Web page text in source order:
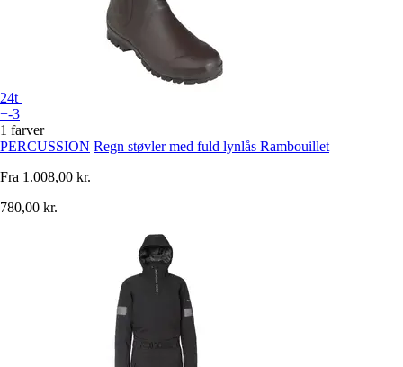
24t
+-3
1 farver
PERCUSSION Regn støvler med fuld lynlås Rambouillet
Fra 1.008,00 kr.
780,00 kr.